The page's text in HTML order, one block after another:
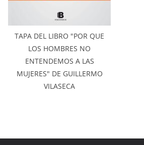
TAPA DEL LIBRO "POR QUE
LOS HOMBRES NO
ENTENDEMOS A LAS
MUJERES" DE GUILLERMO
VILASECA